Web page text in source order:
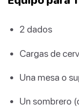
2 dados
Cargas de
Una mesa o
Un sombrero